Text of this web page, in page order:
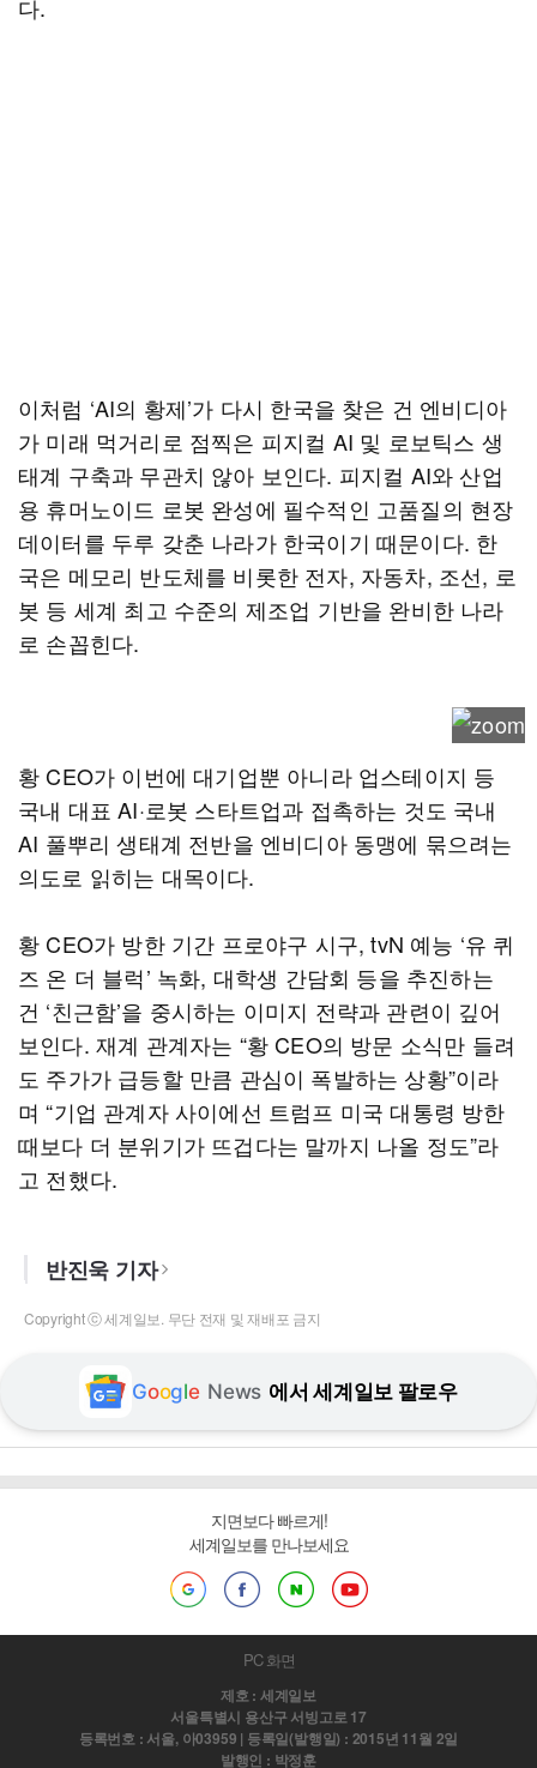
다.
이처럼 ‘AI의 황제’가 다시 한국을 찾은 건 엔비디아
가 미래 먹거리로 점찍은 피지컬 AI 및 로보틱스 생
태계 구축과 무관치 않아 보인다. 피지컬 AI와 산업
용 휴머노이드 로봇 완성에 필수적인 고품질의 현장
데이터를 두루 갖춘 나라가 한국이기 때문이다. 한
국은 메모리 반도체를 비롯한 전자, 자동차, 조선, 로
봇 등 세계 최고 수준의 제조업 기반을 완비한 나라
로 손꼽힌다.
황 CEO가 이번에 대기업뿐 아니라 업스테이지 등
국내 대표 AI·로봇 스타트업과 접촉하는 것도 국내
AI 풀뿌리 생태계 전반을 엔비디아 동맹에 묶으려는
의도로 읽히는 대목이다.
황 CEO가 방한 기간 프로야구 시구, tvN 예능 ‘유 퀴
즈 온 더 블럭’ 녹화, 대학생 간담회 등을 추진하는
건 ‘친근함’을 중시하는 이미지 전략과 관련이 깊어
보인다. 재계 관계자는 “황 CEO의 방문 소식만 들려
도 주가가 급등할 만큼 관심이 폭발하는 상황”이라
며 “기업 관계자 사이에선 트럼프 미국 대통령 방한
때보다 더 분위기가 뜨겁다는 말까지 나올 정도”라
고 전했다.
반진욱 기자
Copyright ⓒ 세계일보. 무단 전재 및 재배포 금지
Google News 에서 세계일보 팔로우
지면보다 빠르게!
세계일보를 만나보세요
PC 화면
제호 : 세계일보
서울특별시 용산구 서빙고로 17
등록번호 : 서울, 아03959 | 등록일(발행일) : 2015년 11월 2일
발행인 : 박정훈